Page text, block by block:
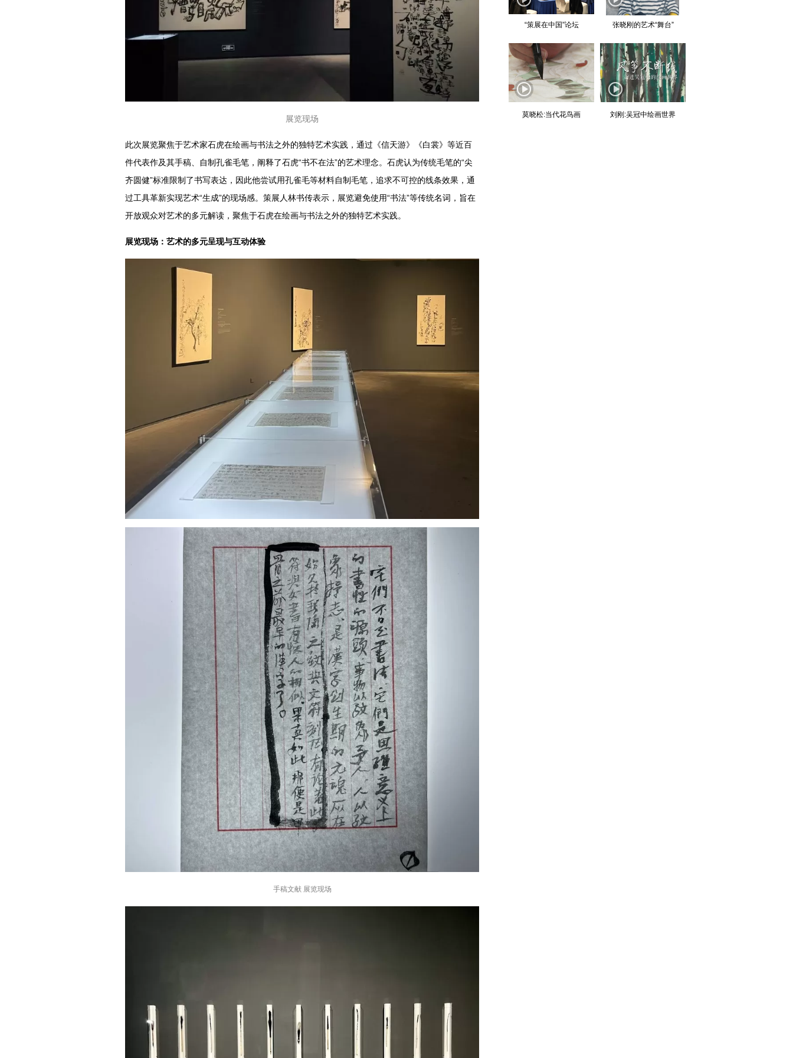
展览现场
此次展览聚焦于艺术家石虎在绘画与书法之外的独特艺术实践，通过《信天游》《白裳》等近百
件代表作及其手稿、自制孔雀毛笔，阐释了石虎“书不在法”的艺术理念。石虎认为传统毛笔的“尖
齐圆健”标准限制了书写表达，因此他尝试用孔雀毛等材料自制毛笔，追求不可控的线条效果，通
过工具革新实现艺术“生成”的现场感。策展人林书传表示，展览避免使用“书法”等传统名词，旨在
开放观众对艺术的多元解读，聚焦于石虎在绘画与书法之外的独特艺术实践。
展览现场：艺术的多元呈现与互动体验
手稿文献 展览现场
“策展在中国”论坛 张晓刚的艺术“舞台”
莫晓松:当代花鸟画 刘刚:吴冠中绘画世界